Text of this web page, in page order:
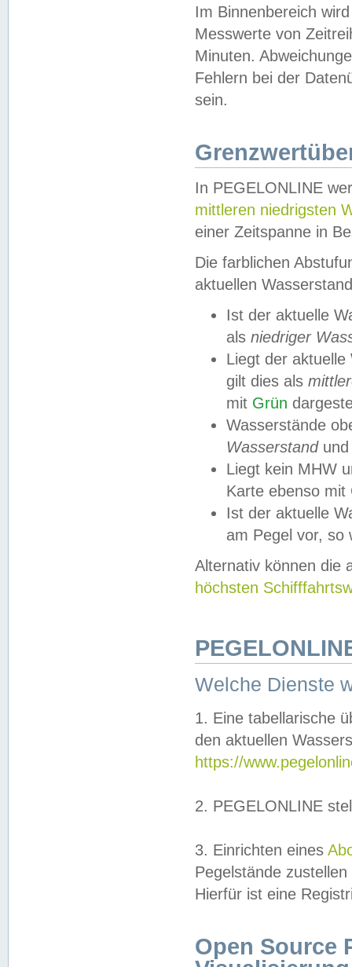
Im Binnenbereich
Messwerte von
Minuten.
Fehlern bei der
sein.
In PEGELONLINE
mittleren niedrigsten
einer Zeitspanne in
Die farblichen
aktuellen
Ist der aktuelle
als niedriger
Liegt der
gilt dies als
mit Grün
Wasserstände
Wasserstandund
Liegt kein MHW
Karte ebenso mit
Ist der aktuelle
am Pegel vor,
Alternativ können die
höchsten
Welche Dienste
1. Eine tabellarische
den aktuellen
https://
2. PEGELONLINE
3. Einrichten eines
Pegelstände
Hierfür ist eine
Open Source